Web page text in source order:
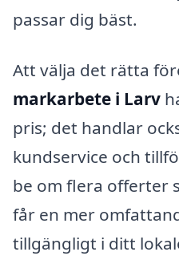
passar dig bäst.
Att välja det rätta
markarbete i Larv
pris; det handlar
kundservice och
be om flera offerter
får en mer
tillgängligt i ditt